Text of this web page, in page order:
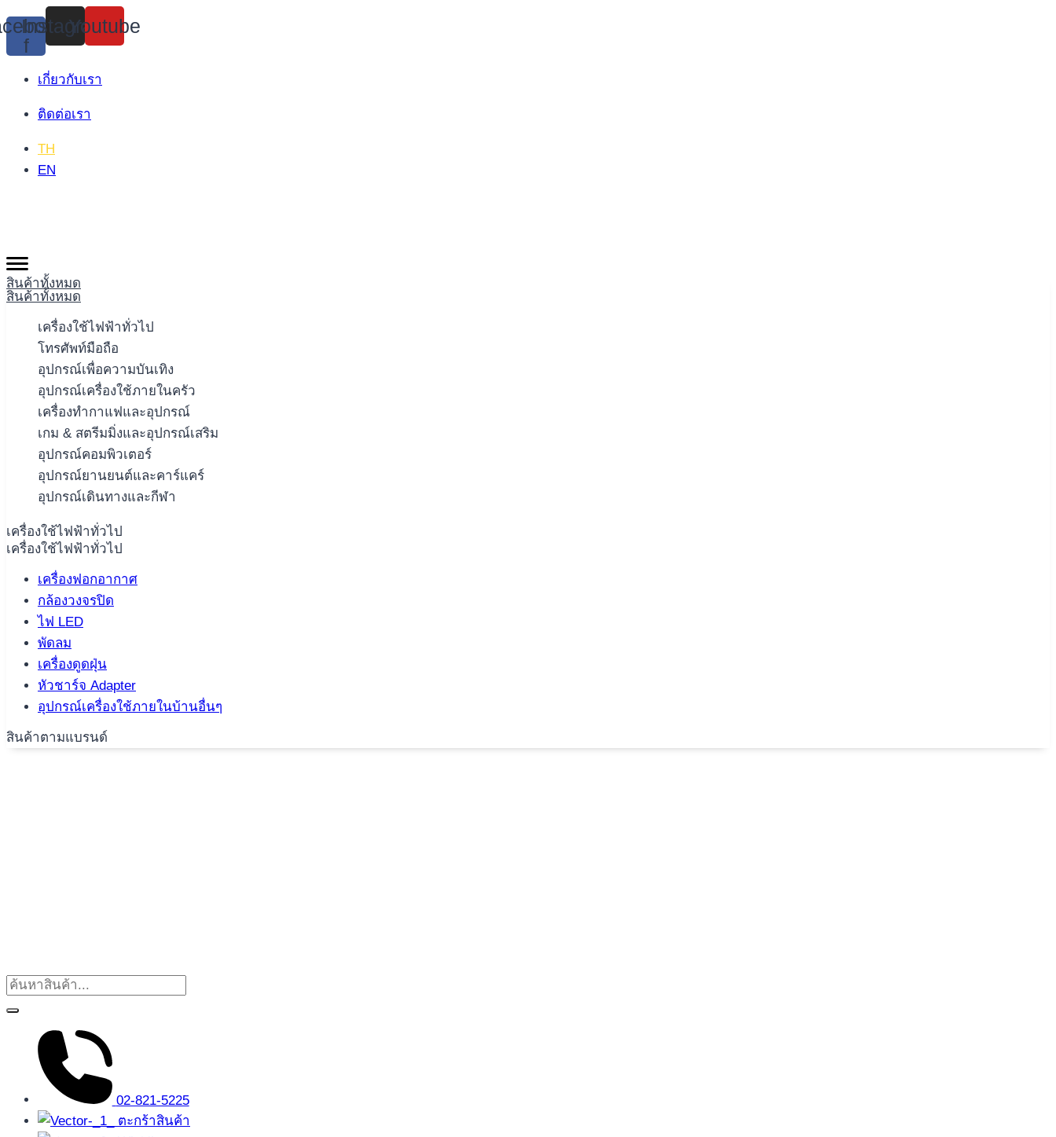
Skip
to
content
f
Instagram
Youtube
เกี่ยวกับเรา
ติดต่อเรา
TH
EN
สินค้าทั้งหมด
สินค้าทั้งหมด
เครื่องใช้ไฟฟ้าทั่วไป
โทรศัพท์มือถือ
อุปกรณ์เพื่อความบันเทิง
อุปกรณ์เครื่องใช้ภายในครัว
เครื่องทำกาแฟและอุปกรณ์
เกม & สตรีมมิ่งและอุปกรณ์เสริม
อุปกรณ์คอมพิวเตอร์
อุปกรณ์ยานยนต์และคาร์แคร์
อุปกรณ์เดินทางและกีฬา
เครื่องใช้ไฟฟ้าทั่วไป
เครื่องใช้ไฟฟ้าทั่วไป
เครื่องฟอกอากาศ
กล้องวงจรปิด
ไฟ LED
พัดลม
เครื่องดูดฝุ่น
หัวชาร์จ Adapter
อุปกรณ์เครื่องใช้ภายในบ้านอื่นๆ
สินค้าตามแบรนด์
02-821-5225
ตะกร้าสินค้า